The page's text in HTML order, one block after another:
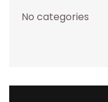
No categories